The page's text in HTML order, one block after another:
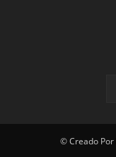
© Creado Por